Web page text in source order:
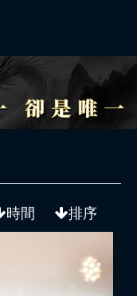
時間 排序